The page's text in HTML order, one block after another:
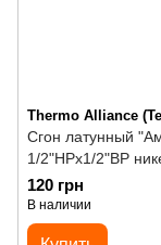
Thermo Alliance
Сгон латунный
1/2"НРх1/2"ВР
120 грн
В наличии